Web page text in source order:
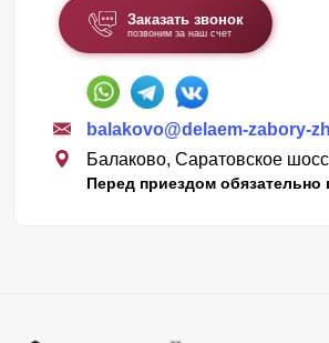
Заказать звонок
позвоним за наш счет
balakovo@delaem-zabory-
Балаково, Саратовское
Перед приездом обязательно